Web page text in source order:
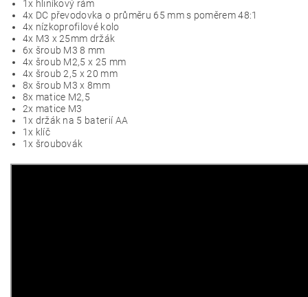
1x hliníkový rám
4x DC převodovka o průměru 65 mm s poměrem 48:1
4x nízkoprofilové kolo
4x M3 x 25mm držák
6x šroub M3 8 mm
4x šroub M2,5 x 25 mm
4x šroub 2,5 x 20 mm
8x šroub M3 x 8mm
8x matice M2,5
2x matice M3
1x držák na 5 baterií AA
1x klíč
1x šroubovák